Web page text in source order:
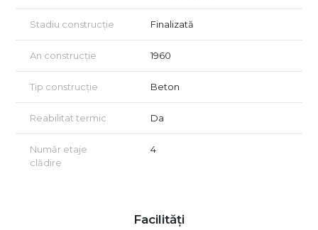
Stadiu construcție Finalizată
An construcție 1960
Tip construcție Beton
Reabilitat termic Da
Număr etaje
clădire
4
Facilități